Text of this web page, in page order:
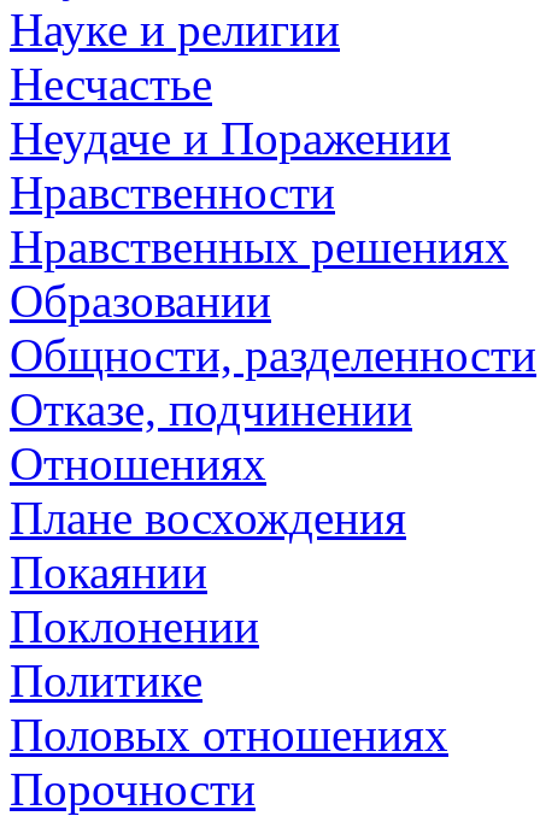
Науке и религии
Несчастье
Неудаче и Поражении
Нравственности
Нравственных решениях
Образовании
Общности, разделенности
Отказе, подчинении
Отношениях
Плане восхождения
Покаянии
Поклонении
Политике
Половых отношениях
Порочности